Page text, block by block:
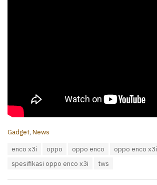
C
Gadget, News
enco x3i oppo oppo enco
oppo enco x3i
spesifikasi oppo enco x3i
tws